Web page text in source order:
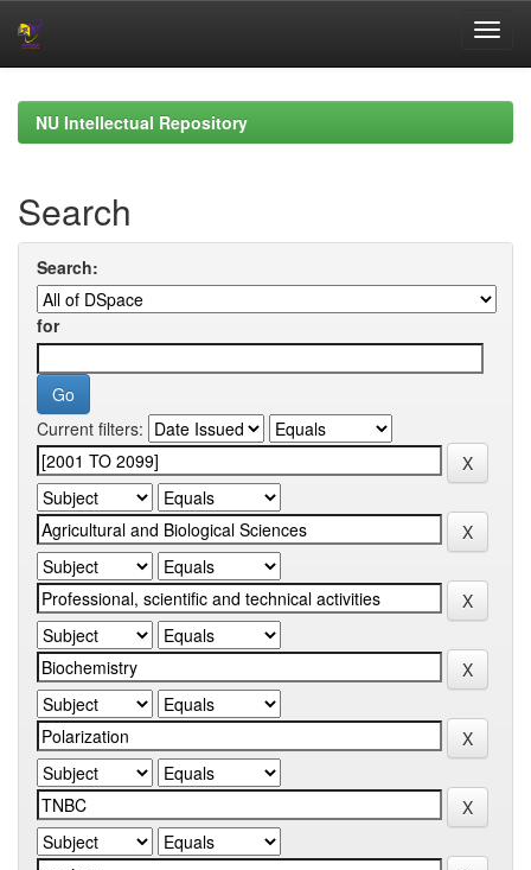
navigationNU Intellectual Repository
Search
Search:
for
Current filters: